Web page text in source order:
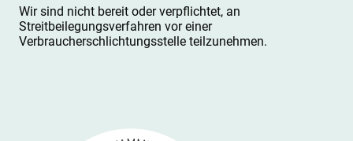
Wir sind nicht bereit oder verpflichtet, an
Streitbeilegungsverfahren vor einer
Verbraucherschlichtungsstelle teilzunehmen.